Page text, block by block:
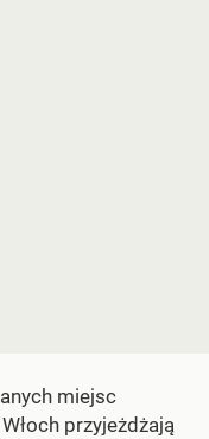
miejsc
przyjeżdżają